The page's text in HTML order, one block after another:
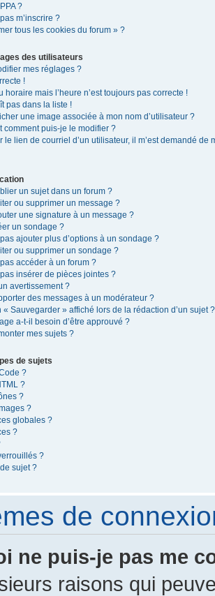
?
m’inscrire ?
tous les cookies du forum » ?
des utilisateurs
mes réglages ?
!
horaire mais l’heure n’est toujours pas correcte !
pas dans la liste !
une image associée à mon nom d’utilisateur ?
comment puis-je le modifier ?
le lien de courriel d’un utilisateur, il m’est demandé de
un sujet dans un forum ?
ou supprimer un message ?
une signature à un message ?
un sondage ?
ajouter plus d’options à un sondage ?
ou supprimer un sondage ?
accéder à un forum ?
insérer de pièces jointes ?
avertissement ?
des messages à un modérateur ?
Sauvegarder » affiché lors de la rédaction d’un sujet ?
a-t-il besoin d’être approuvé ?
mes sujets ?
de sujets
?
?
?
?
globales ?
?
?
sujet ?
de
ne puis-je pas me
raisons qui